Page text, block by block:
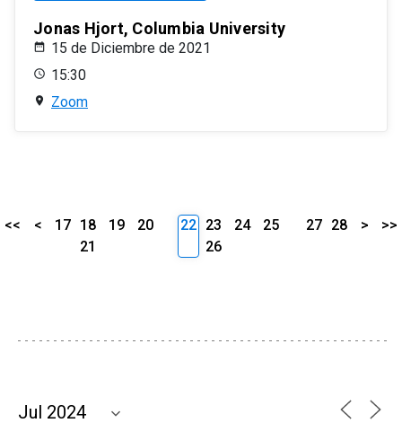
Jonas Hjort, Columbia University
15 de Diciembre de 2021
15:30
Zoom
<< < 17 18 19
20
21
22 23 24
25
26
27 28 > >>